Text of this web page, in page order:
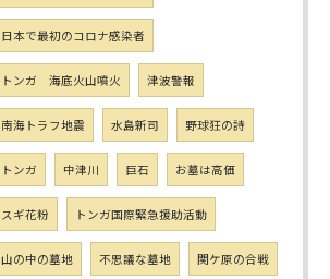
日本で最初のコロナ感染者
トンガ 海底火山噴火 津波警報
南海トラフ地震 水島新司 野球狂の詩
トンガ 中津川 巨石 お墓は高価
スギ花粉 トンガ国際緊急援助活動
山の中の墓地 不思議な墓地 関ケ原の合戦